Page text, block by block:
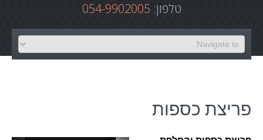
טלפון: 054-9902005
פריצת כספות